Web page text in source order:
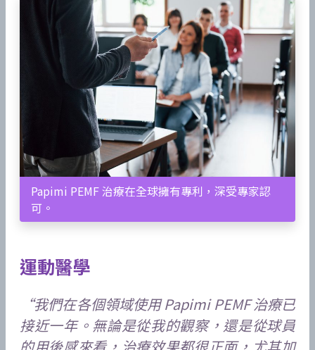
Papimi PEMF 治療在全球擁有專利，深受專家認
可。
運動醫學
“我們在各個領域使用 Papimi PEMF 治療已
接近一年。無論是從我的觀察，還是從球員